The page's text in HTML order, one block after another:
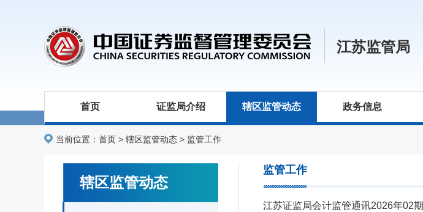
江苏监管局
首页 证监局介绍 辖区监管动态 政务信息
当前位置： 首页 > 辖区监管动态 > 监管工作
辖区监管动态
监管工作
江苏证监局会计监管通讯2026年02期